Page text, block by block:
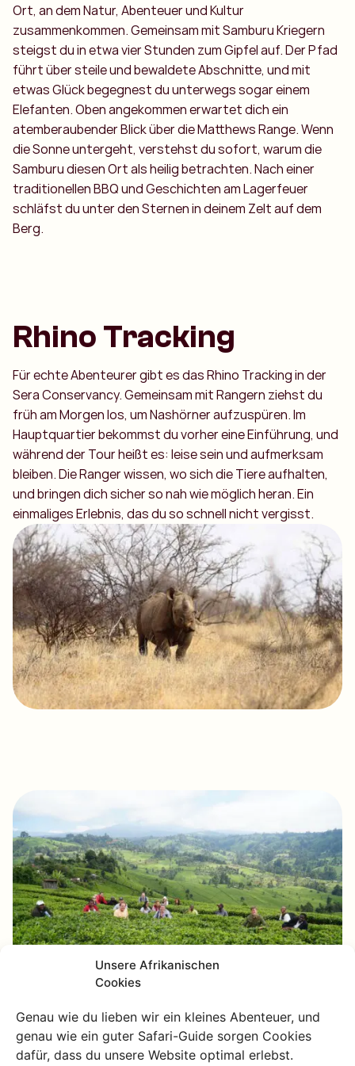
Unsere Afrikanischen
Cookies
Genau wie du lieben wir ein kleines Abenteuer, und
genau wie ein guter Safari-Guide sorgen Cookies
dafür, dass du unsere Website optimal erlebst.
Ort, an dem Natur, Abenteuer und Kultur
zusammenkommen. Gemeinsam mit Samburu Kriegern
steigst du in etwa vier Stunden zum Gipfel auf. Der Pfad
führt über steile und bewaldete Abschnitte, und mit
etwas Glück begegnest du unterwegs sogar einem
Elefanten. Oben angekommen erwartet dich ein
atemberaubender Blick über die Matthews Range. Wenn
die Sonne untergeht, verstehst du sofort, warum die
Samburu diesen Ort als heilig betrachten. Nach einer
traditionellen BBQ und Geschichten am Lagerfeuer
schläfst du unter den Sternen in deinem Zelt auf dem
Berg.
Rhino Tracking
Für echte Abenteurer gibt es das Rhino Tracking in der
Sera Conservancy. Gemeinsam mit Rangern ziehst du
früh am Morgen los, um Nashörner aufzuspüren. Im
Hauptquartier bekommst du vorher eine Einführung, und
während der Tour heißt es: leise sein und aufmerksam
bleiben. Die Ranger wissen, wo sich die Tiere aufhalten,
und bringen dich sicher so nah wie möglich heran. Ein
einmaliges Erlebnis, das du so schnell nicht vergisst.
Meru